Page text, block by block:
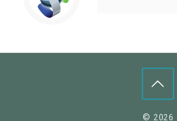
© 2026